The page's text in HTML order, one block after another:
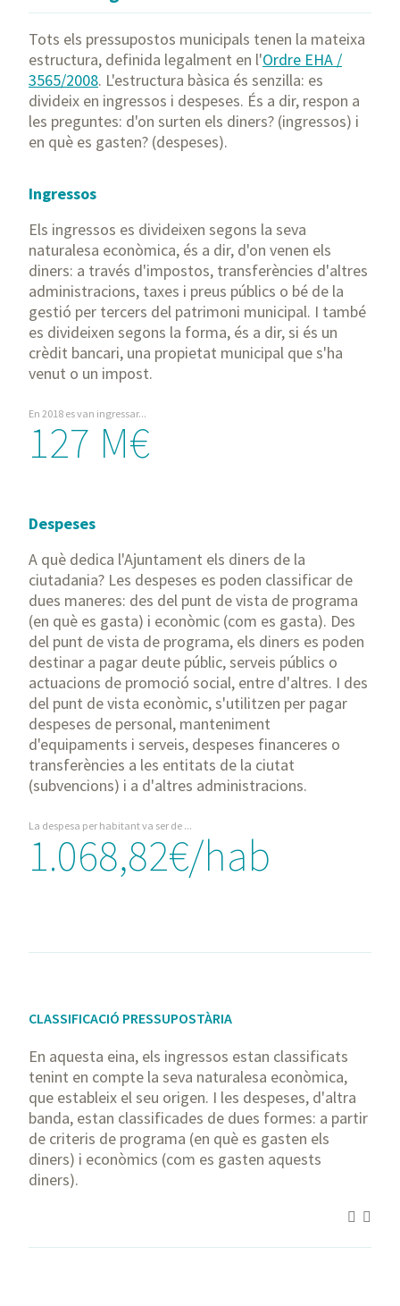
Tots els pressupostos municipals tenen la mateixa
estructura, definida legalment en l'Ordre EHA /
3565/2008. L'estructura bàsica és senzilla: es
divideix en ingressos i despeses. És a dir, respon a
les preguntes: d'on surten els diners? (ingressos) i
en què es gasten? (despeses).
Ingressos
Els ingressos es divideixen segons la seva
naturalesa econòmica, és a dir, d'on venen els
diners: a través d'impostos, transferències d'altres
administracions, taxes i preus públics o bé de la
gestió per tercers del patrimoni municipal. I també
es divideixen segons la forma, és a dir, si és un
crèdit bancari, una propietat municipal que s'ha
venut o un impost.
En 2018 es van ingressar...
127 M€
Despeses
A què dedica l'Ajuntament els diners de la
ciutadania? Les despeses es poden classificar de
dues maneres: des del punt de vista de programa
(en què es gasta) i econòmic (com es gasta). Des
del punt de vista de programa, els diners es poden
destinar a pagar deute públic, serveis públics o
actuacions de promoció social, entre d'altres. I des
del punt de vista econòmic, s'utilitzen per pagar
despeses de personal, manteniment
d'equipaments i serveis, despeses financeres o
transferències a les entitats de la ciutat
(subvencions) i a d'altres administracions.
La despesa per habitant va ser de ...
1.068,82€/hab
CLASSIFICACIÓ PRESSUPOSTÀRIA
En aquesta eina, els ingressos estan classificats
tenint en compte la seva naturalesa econòmica,
que estableix el seu origen. I les despeses, d'altra
banda, estan classificades de dues formes: a partir
de criteris de programa (en què es gasten els
diners) i econòmics (com es gasten aquests
diners).